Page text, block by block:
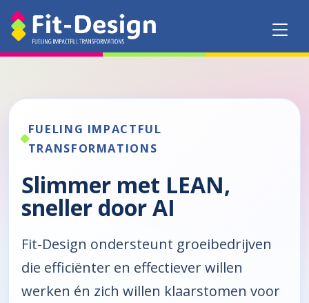
FUELING IMPACTFUL
TRANSFORMATIONS
Slimmer met LEAN,
sneller door AI
Fit-Design ondersteunt groeibedrijven
die efficiënter en effectiever willen
werken én zich willen klaarstomen voor